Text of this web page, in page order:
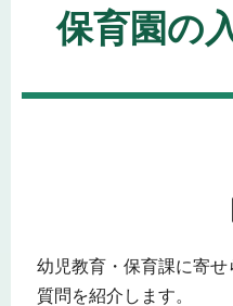
保育園の
幼児教育・保育課に寄
質問を紹介します。